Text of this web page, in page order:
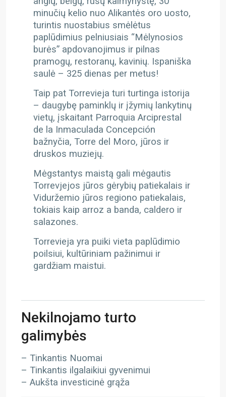
minučių kelio nuo Alikantės oro uosto,
turintis nuostabius smėlėtus
paplūdimius pelniusiais “Mėlynosios
burės” apdovanojimus ir pilnas
pramogų, restoranų, kavinių. Ispaniška
saulė – 325 dienas per metus!
Taip pat Torrevieja turi turtinga istorija
– daugybę paminklų ir įžymių lankytinų
vietų, įskaitant Parroquia Arciprestal
de la Inmaculada Concepción
bažnyčia, Torre del Moro, jūros ir
druskos muziejų.
Mėgstantys maistą gali mėgautis
Torrevjejos jūros gėrybių patiekalais ir
Viduržemio jūros regiono patiekalais,
tokiais kaip arroz a banda, caldero ir
salazones.
Torrevieja yra puiki vieta paplūdimio
poilsiui, kultūriniam pažinimui ir
gardžiam maistui.
Nekilnojamo turto
galimybės
– Tinkantis Nuomai
– Tinkantis ilgalaikiui gyvenimui
– Aukšta investicinė grąža